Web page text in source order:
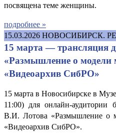
посвящена теме женщины.
подробнее »
15.03.2026 НОВОСИБИРСК.
15 марта — трансляция
«Размышление о модели
«Видеоархив СибРО»
15 марта в Новосибирске в
11:00) для онлайн-аудитории
В.И. Лотова «Размышление о
«Видеоархив СибРО».